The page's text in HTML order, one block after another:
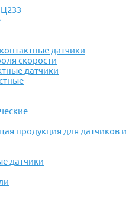
датчики
скорости
датчики
продукция для датчиков и
датчики